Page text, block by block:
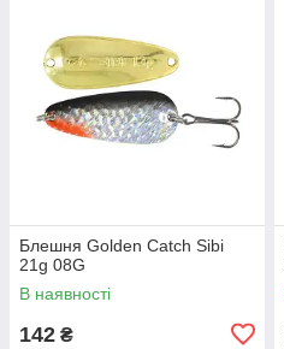
Блешня Golden Catch Sibi
21g 08G
В наявності
142 ₴